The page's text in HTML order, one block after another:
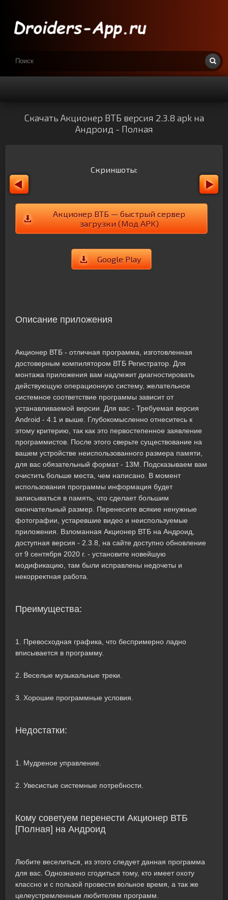
Скачать Акционер ВТБ версия 2.3.8 apk на
Андроид - Полная
Скриншоты:
Акционер ВТБ — быстрый сервер
загрузки (Мод APK)
Google Play
Описание приложения
Акционер ВТБ - отличная программа, изготовленная
достоверным компилятором ВТБ Регистратор. Для
монтажа приложения вам надлежит диагностировать
действующую операционную систему, желательное
системное соответствие программы зависит от
устанавливаемой версии. Для вас - Требуемая версия
Android - 4.1 и выше. Глубокомысленно отнеситесь к
этому критерию, так как это первостепенное заявление
программистов. После этого сверьте существование на
вашем устройстве неиспользованного размера памяти,
для вас обязательный формат - 13M. Подсказываем вам
очистить больше места, чем написано. В момент
использования программы информация будет
записываться в память, что сделает большим
окончательный размер. Перенесите всякие ненужные
фотографии, устаревшие видео и неиспользуемые
приложения. Взломанная Акционер ВТБ на Андроид,
доступная версия - 2.3.8, на сайте доступно обновление
от 9 сентября 2020 г. - установите новейшую
модификацию, там были исправлены недочеты и
некорректная работа.
Преимущества:
1. Превосходная графика, что беспримерно ладно
вписывается в программу.
2. Веселые музыкальные треки.
3. Хорошие программные условия.
Недостатки:
1. Мудреное управление.
2. Увесистые системные потребности.
Кому советуем перенести Акционер ВТБ
[Полная] на Андроид
Любите веселиться, из этого следует данная программа
для вас. Однозначно сгодиться тому, кто имеет охоту
классно и с пользой провести вольное время, а так же
целеустремленным любителям программ.